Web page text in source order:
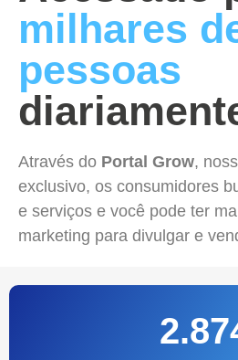
milhares
pessoas
Através do Portal Grow,
exclusivo, os consumidores
e serviços e você pode ter
marketing para divulgar e